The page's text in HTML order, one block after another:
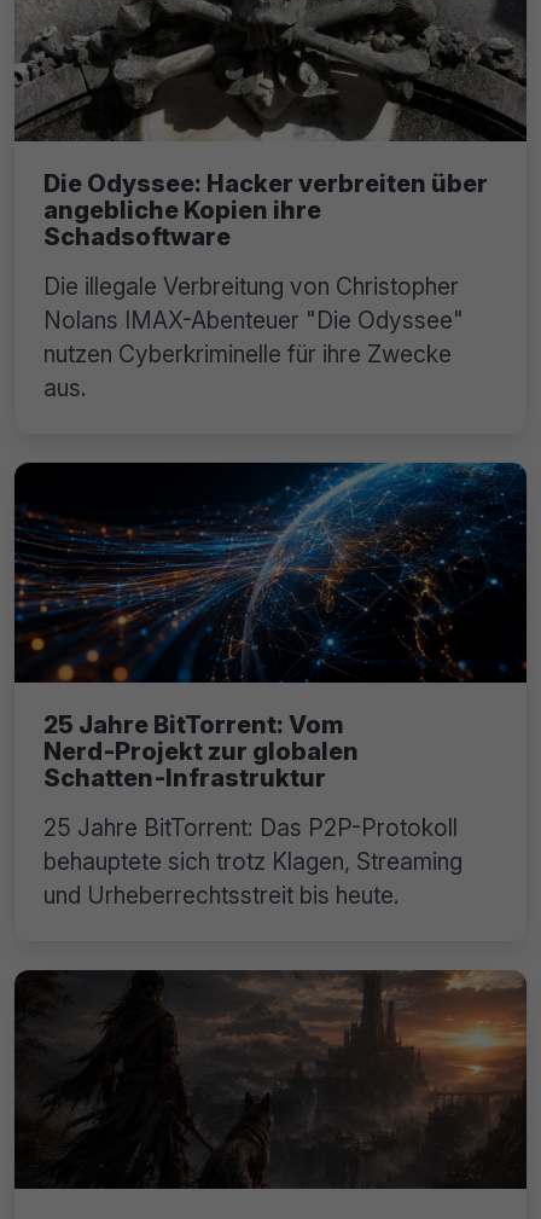
Die Odyssee: Hacker verbreiten über
angebliche Kopien ihre
Schadsoftware
Die illegale Verbreitung von Christopher
Nolans IMAX-Abenteuer "Die Odyssee"
nutzen Cyberkriminelle für ihre Zwecke
aus.
25 Jahre BitTorrent: Vom
Nerd‑Projekt zur globalen
Schatten‑Infrastruktur
25 Jahre BitTorrent: Das P2P-Protokoll
behauptete sich trotz Klagen, Streaming
und Urheberrechtsstreit bis heute.